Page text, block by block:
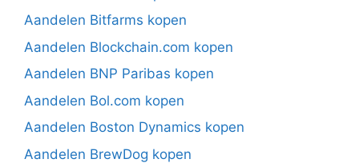
Aandelen Bitfarms kopen
Aandelen Blockchain.com kopen
Aandelen BNP Paribas kopen
Aandelen Bol.com kopen
Aandelen Boston Dynamics kopen
Aandelen BrewDog kopen